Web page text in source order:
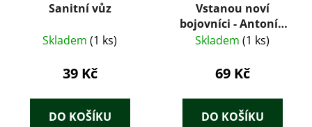
Sanitní vůz
Skladem (1 ks)
39 Kč
DO KOŠÍKU
Vstanou noví
bojovníci - Antonín
Zápotocký
Skladem (1 ks)
69 Kč
DO KOŠÍKU